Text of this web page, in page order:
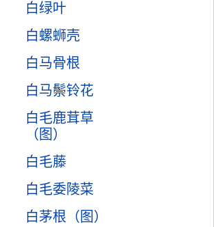
白绿叶
白螺蛳壳
白马骨根
白马鬃铃花
白毛鹿茸草
（图）
白毛藤
白毛委陵菜
白茅根（图）